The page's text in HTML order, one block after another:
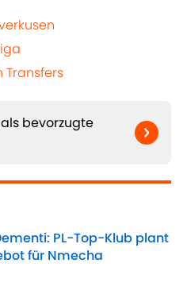
Transfers
als bevorzugte
PL-Top-Klub plant
für Nmecha
Invalid Date